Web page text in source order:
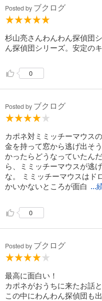
Posted by ブクログ
杉山亮さんわんわん探偵団
ん探偵団シリーズ。安定の
0
Posted by ブクログ
カポネ対ミミッチーマウス
金を持って窓から逃げ出そ
かったらどうなっていたん
ら、ミミッチーマウスが逃
な。 ミミッチーマウスはド
かいかないところが面白 ...
0
Posted by ブクログ
最高に面白い！
カポネがおうちに来たお話と
この中にわんわん探偵団も